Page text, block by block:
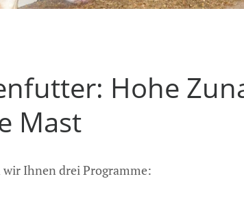
Hohe
Mast
Ihnen drei Programme: